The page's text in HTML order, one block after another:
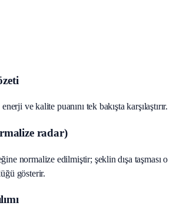
ve kalite puanını tek bakışta karşılaştırır.
radar)
normalize edilmiştir; şeklin dışa taşması o
gösterir.